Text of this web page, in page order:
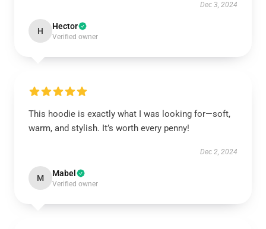
Dec 3, 2024
H Hector
Verified owner
This hoodie is exactly what I was looking for—soft,
warm, and stylish. It’s worth every penny!
Dec 2, 2024
M Mabel
Verified owner